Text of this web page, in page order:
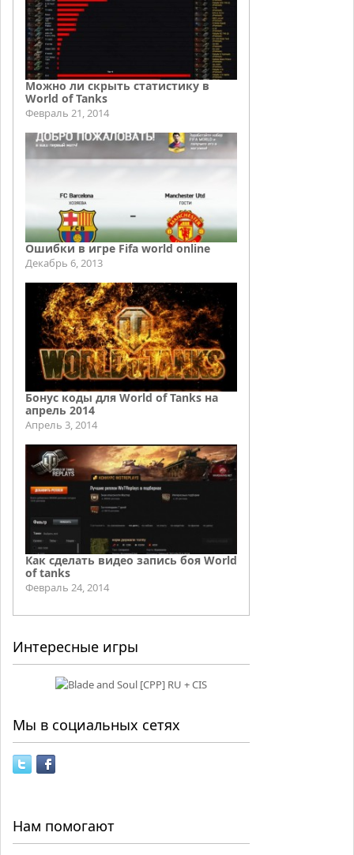
Можно ли скрыть статистику в
World of Tanks
Февраль 21, 2014
Ошибки в игре Fifa world online
Декабрь 6, 2013
Бонус коды для World of Tanks на
апрель 2014
Апрель 3, 2014
Как сделать видео запись боя World
of tanks
Февраль 24, 2014
Интересные игры
Мы в социальных сетях
Нам помогают